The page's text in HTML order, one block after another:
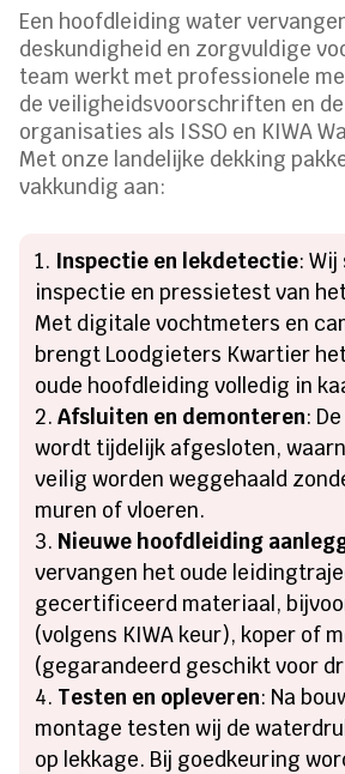
Een hoofdleiding water
deskundigheid en zorgvuldige
team werkt met professionele
de veiligheidsvoorschriften en
organisaties als ISSO en KIWA
Met onze landelijke dekking
vakkundig aan:
Inspectie en lekdetectie:
inspectie en pressietest van
Met digitale vochtmeters en
brengt Loodgieters Kwartier
oude hoofdleiding volledig in
Afsluiten en demonteren:
wordt tijdelijk afgesloten,
veilig worden weggehaald
muren of vloeren.
Nieuwe hoofdleiding
vervangen het oude
gecertificeerd materiaal,
(volgens KIWA keur), koper of
(gegarandeerd geschikt voor
Testen en opleveren: Na
montage testen wij de
op lekkage. Bij goedkeuring